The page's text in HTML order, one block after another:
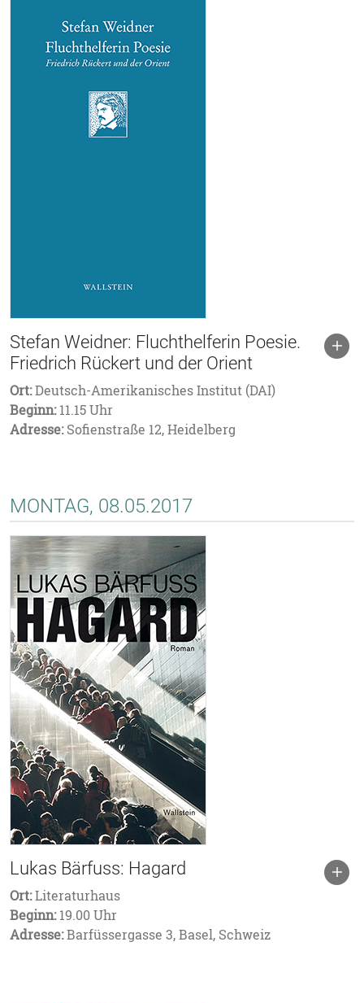
Stefan Weidner: Fluchthelferin Poesie.
Friedrich Rückert und der Orient
Ort:Deutsch-Amerikanisches Institut (DAI)
Beginn:11.15 Uhr
Adresse:Sofienstraße 12, Heidelberg
MONTAG, 08.05.2017
Lukas Bärfuss: Hagard
Ort:Literaturhaus
Beginn:19.00 Uhr
Adresse:Barfüssergasse 3, Basel, Schweiz